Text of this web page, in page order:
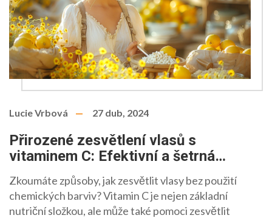
Lucie Vrbová 27 dub, 2024
Přirozené zesvětlení vlasů s
vitaminem C: Efektivní a šetrná
Zkoumáte způsoby, jak zesvětlit vlasy bez použití
chemických barviv? Vitamin C je nejen základní
nutriční složkou, ale může také pomoci zesvětlit